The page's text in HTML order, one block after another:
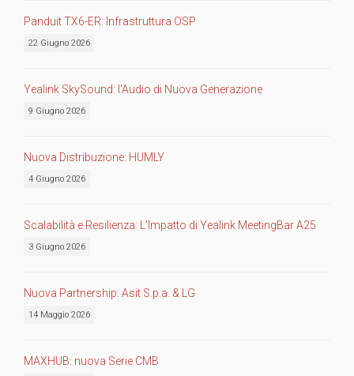
Panduit TX6-ER: Infrastruttura OSP
22 Giugno 2026
Yealink SkySound: l’Audio di Nuova Generazione
9 Giugno 2026
Nuova Distribuzione: HUMLY
4 Giugno 2026
Scalabilità e Resilienza: L’Impatto di Yealink MeetingBar A25
3 Giugno 2026
Nuova Partnership: Asit S.p.a. & LG
14 Maggio 2026
MAXHUB: nuova Serie CMB